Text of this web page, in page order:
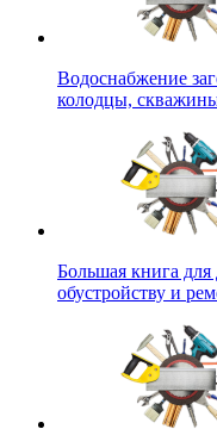
Водоснабжение
колодцы,
Большая книга для
обустройству и